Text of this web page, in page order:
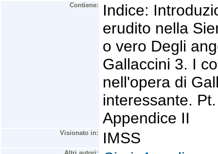
Contiene:
Indice:
erudito nella
o vero Degli
Gallaccini 3. I
nell'opera di
interessante.
Appendice II
Visionato in: IMSS